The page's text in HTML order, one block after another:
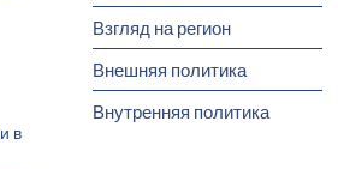
в
Взгляд на регион
Внешняя политика
Внутренняя политика